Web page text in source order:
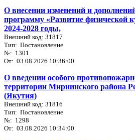
О внесении изменений и
программу «Развитие физической
2024-2028 годы,
Внешний код: 31817
Тип: Постановление
№: 1301
От: 03.08.2026 10:36:00
О введении особого
территории Мирнинского района
(Якутия)
Внешний код: 31816
Тип: Постановление
№: 1298
От: 03.08.2026 10:34:00